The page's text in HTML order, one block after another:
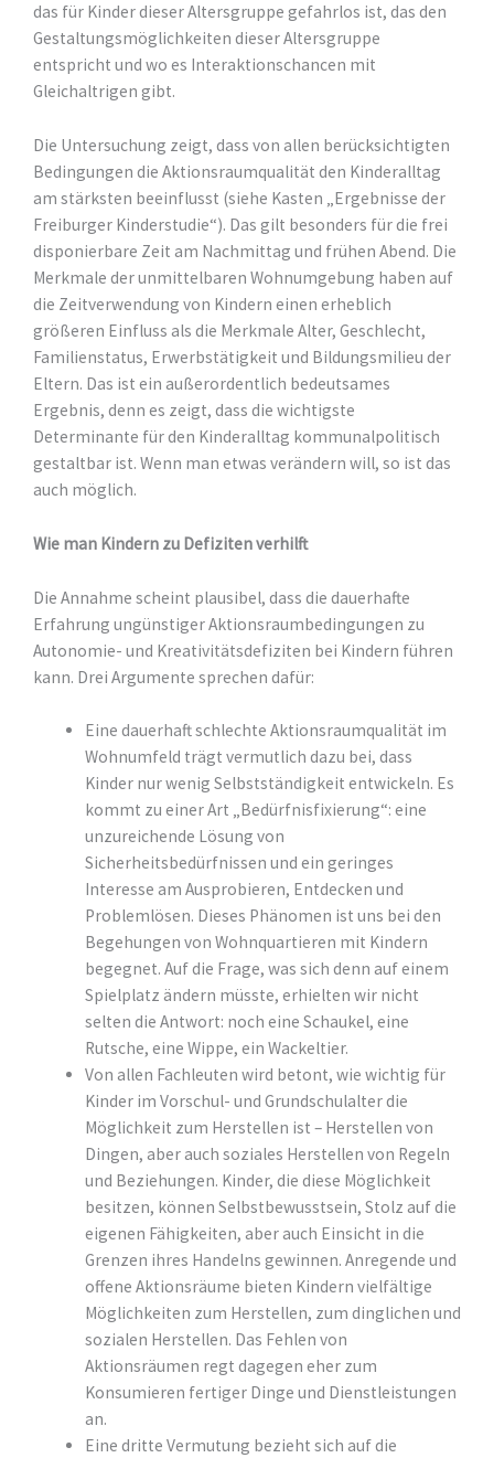
das für Kinder dieser Altersgruppe gefahrlos ist, das den
Gestaltungsmöglichkeiten dieser Altersgruppe
entspricht und wo es Interaktionschancen mit
Gleichaltrigen gibt.
Die Untersuchung zeigt, dass von allen berücksichtigten
Bedingungen die Aktionsraumqualität den Kinderalltag
am stärksten beeinflusst (siehe Kasten „Ergebnisse der
Freiburger Kinderstudie“). Das gilt besonders für die frei
disponierbare Zeit am Nachmittag und frühen Abend. Die
Merkmale der unmittelbaren Wohnumgebung haben auf
die Zeitverwendung von Kindern einen erheblich
größeren Einfluss als die Merkmale Alter, Geschlecht,
Familienstatus, Erwerbstätigkeit und Bildungsmilieu der
Eltern. Das ist ein außerordentlich bedeutsames
Ergebnis, denn es zeigt, dass die wichtigste
Determinante für den Kinderalltag kommunalpolitisch
gestaltbar ist. Wenn man etwas verändern will, so ist das
auch möglich.
Wie man Kindern zu Defiziten verhilft
Die Annahme scheint plausibel, dass die dauerhafte
Erfahrung ungünstiger Aktionsraumbedingungen zu
Autonomie- und Kreativitätsdefiziten bei Kindern führen
kann. Drei Argumente sprechen dafür:
Eine dauerhaft schlechte Aktionsraumqualität im
Wohnumfeld trägt vermutlich dazu bei, dass
Kinder nur wenig Selbstständigkeit entwickeln. Es
kommt zu einer Art „Bedürfnisfixierung“: eine
unzureichende Lösung von
Sicherheitsbedürfnissen und ein geringes
Interesse am Ausprobieren, Entdecken und
Problemlösen. Dieses Phänomen ist uns bei den
Begehungen von Wohnquartieren mit Kindern
begegnet. Auf die Frage, was sich denn auf einem
Spielplatz ändern müsste, erhielten wir nicht
selten die Antwort: noch eine Schaukel, eine
Rutsche, eine Wippe, ein Wackeltier.
Von allen Fachleuten wird betont, wie wichtig für
Kinder im Vorschul- und Grundschulalter die
Möglichkeit zum Herstellen ist – Herstellen von
Dingen, aber auch soziales Herstellen von Regeln
und Beziehungen. Kinder, die diese Möglichkeit
besitzen, können Selbstbewusstsein, Stolz auf die
eigenen Fähigkeiten, aber auch Einsicht in die
Grenzen ihres Handelns gewinnen. Anregende und
offene Aktionsräume bieten Kindern vielfältige
Möglichkeiten zum Herstellen, zum dinglichen und
sozialen Herstellen. Das Fehlen von
Aktionsräumen regt dagegen eher zum
Konsumieren fertiger Dinge und Dienstleistungen
an.
Eine dritte Vermutung bezieht sich auf die